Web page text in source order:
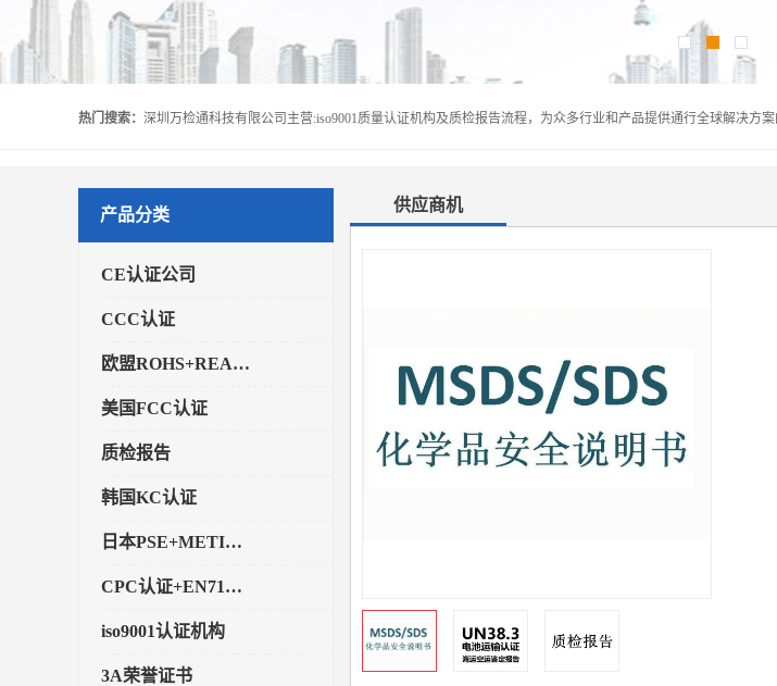
热门搜索：
产品分类
CE认证公司
CCC认证
欧盟ROHS+REACH认证
美国FCC认证
质检报告
韩国KC认证
日本PSE+METI备案
CPC认证+EN71玩具认证
iso9001认证机构
3A荣誉证书
供应商机